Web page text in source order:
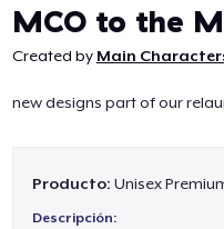
MCO to the
Created by Main
new designs part of our
Producto: Unisex
Descripción: